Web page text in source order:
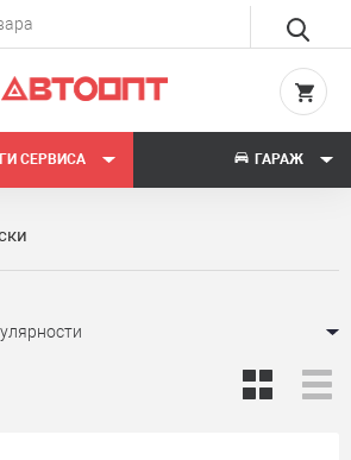
СЕРВИСА ГАРАЖ